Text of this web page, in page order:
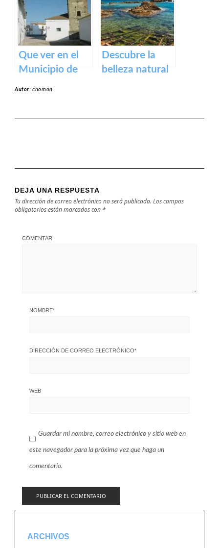
y actividades al
aire libre
Que ver en el
Municipio de
Descubre la
belleza natural
Autor:chomon
DEJA UNA RESPUESTA
Tu dirección de correo electrónico no será publicada. Los campos
obligatorios están marcados con *
COMENTAR
NOMBRE*
DIRECCIÓN DE CORREO ELECTRÓNICO*
WEB
Guardar mi nombre, correo electrónico y sitio web en
este navegador para la próxima vez que haga un
comentario.
ARCHIVOS